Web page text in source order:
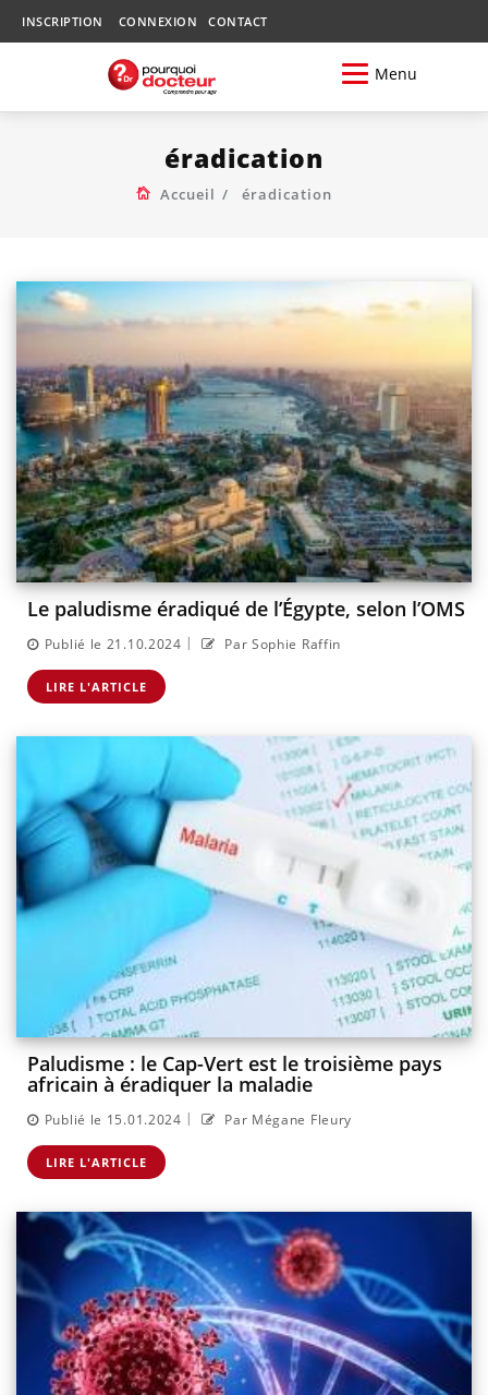
INSCRIPTION CONNEXION CONTACT
Menu
éradication
Accueil éradication
Le paludisme éradiqué de l’Égypte, selon l’OMS
Publié le 21.10.2024 | Par Sophie Raffin
LIRE L'ARTICLE
Paludisme : le Cap-Vert est le troisième pays
africain à éradiquer la maladie
Publié le 15.01.2024 | Par Mégane Fleury
LIRE L'ARTICLE